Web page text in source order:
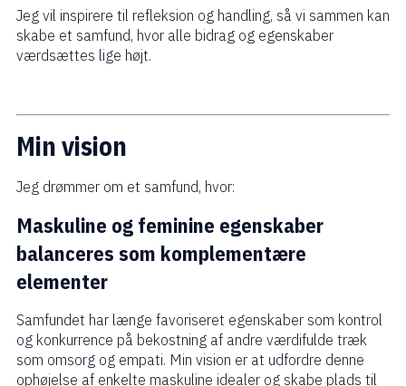
Jeg vil inspirere til refleksion og handling, så vi sammen kan
skabe et samfund, hvor alle bidrag og egenskaber
værdsættes lige højt.
Min vision
Jeg drømmer om et samfund, hvor:
Maskuline og feminine egenskaber
balanceres som komplementære
elementer
Samfundet har længe favoriseret egenskaber som kontrol
og konkurrence på bekostning af andre værdifulde træk
som omsorg og empati. Min vision er at udfordre denne
ophøjelse af enkelte maskuline idealer og skabe plads til